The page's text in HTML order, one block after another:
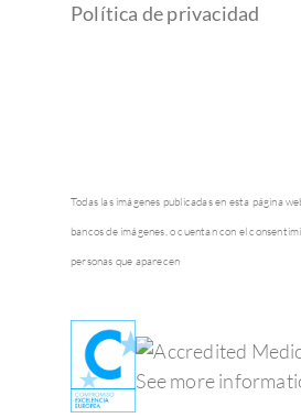
Política de privacidad
Todas las imágenes publicadas en esta página
bancos de imágenes, o cuentan con el
personas que aparecen